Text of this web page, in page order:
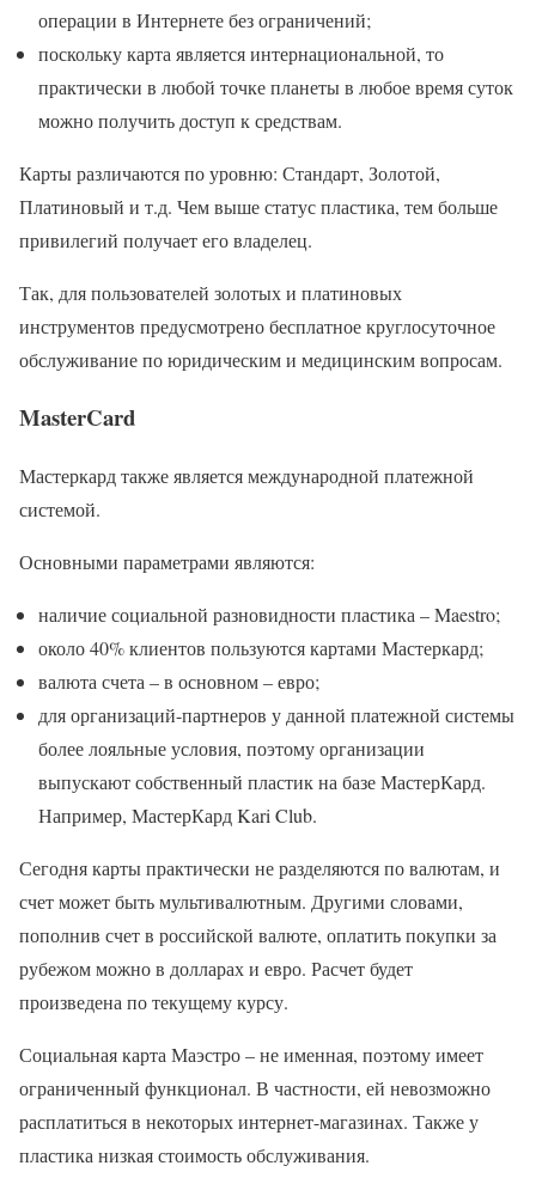
операции в Интернете без ограничений;
поскольку карта является интернациональной, то
практически в любой точке планеты в любое время суток
можно получить доступ к средствам.
Карты различаются по уровню: Стандарт, Золотой,
Платиновый и т.д. Чем выше статус пластика, тем больше
привилегий получает его владелец.
Так, для пользователей золотых и платиновых
инструментов предусмотрено бесплатное круглосуточное
обслуживание по юридическим и медицинским вопросам.
MasterCard
Мастеркард также является международной платежной
системой.
Основными параметрами являются:
наличие социальной разновидности пластика – Maestro;
около 40% клиентов пользуются картами Мастеркард;
валюта счета – в основном – евро;
для организаций-партнеров у данной платежной системы
более лояльные условия, поэтому организации
выпускают собственный пластик на базе МастерКард.
Например, МастерКард Kari Club.
Сегодня карты практически не разделяются по валютам, и
счет может быть мультивалютным. Другими словами,
пополнив счет в российской валюте, оплатить покупки за
рубежом можно в долларах и евро. Расчет будет
произведена по текущему курсу.
Социальная карта Маэстро – не именная, поэтому имеет
ограниченный функционал. В частности, ей невозможно
расплатиться в некоторых интернет-магазинах. Также у
пластика низкая стоимость обслуживания.